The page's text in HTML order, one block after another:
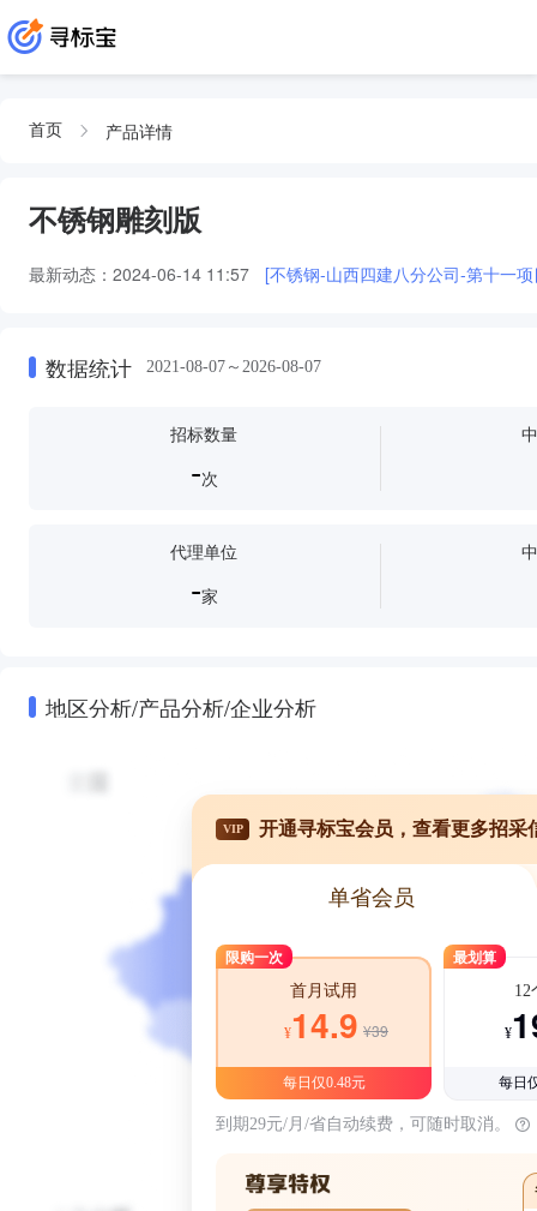
首页 产品详情
不锈钢雕刻版
最新动态： 2024-06-14 11:57 [不锈钢-山西四建八分公司-第十一
数据统计 2021-08-07～2026-08-07
招标数量
-次
代理单位
-家
地区分析/产品分析/企业分析
VIP 开通寻标宝会员，查看更多招采
单省会员
限购一次
首月试用
¥14.9 ¥39
每日仅0.48元
最划算
12
¥
每日
到期29元/月/省自动续费，可随时取消。